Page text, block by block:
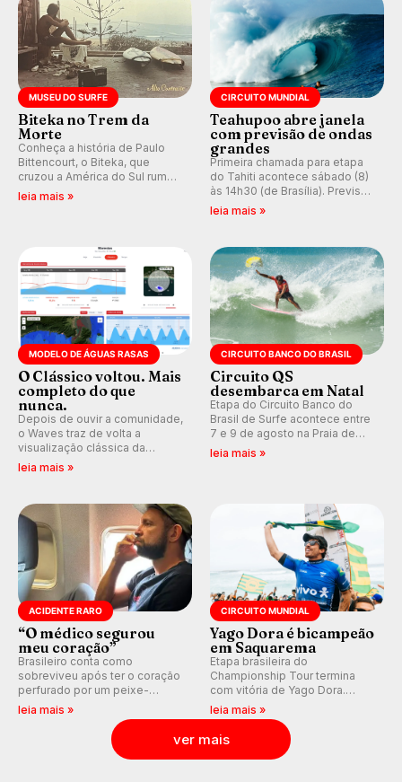
MUSEU DO SURFE
Biteka no Trem da
Morte
Conheça a história de Paulo
Bittencourt, o Biteka, que
cruzou a América do Sul rumo
ao Pacífico em uma jornada
leia mais »
CIRCUITO MUNDIAL
Teahupoo abre janela
com previsão de ondas
grandes
Primeira chamada para etapa
do Tahiti acontece sábado (8)
às 14h30 (de Brasília). Previsão
indica swell consistente.
Kelly Slater convidado.
leia mais »
MODELO DE ÁGUAS RASAS
O Clássico voltou. Mais
completo do que
nunca.
Depois de ouvir a comunidade,
o Waves traz de volta a
visualização clássica da
previsão de águas rasas,
ondas para até 16 dias.
leia mais »
CIRCUITO BANCO DO BRASIL
Circuito QS
desembarca em Natal
Etapa do Circuito Banco do
Brasil de Surfe acontece entre
7 e 9 de agosto na Praia de
Miami (RN), em disputas
leia mais »
ACIDENTE RARO
“O médico segurou
meu coração”
Brasileiro conta como
sobreviveu após ter o coração
perfurado por um peixe-
agulha enquanto surfava na
leia mais »
CIRCUITO MUNDIAL
Yago Dora é bicampeão
em Saquarema
Etapa brasileira do
Championship Tour termina
com vitória de Yago Dora.
Sawyer Lindblad vence entre
as mulheres e Leonardo
Fioravanti assume liderança do
ranking mundial da WSL, na
etapa de Saquarema.
leia mais »
ver mais